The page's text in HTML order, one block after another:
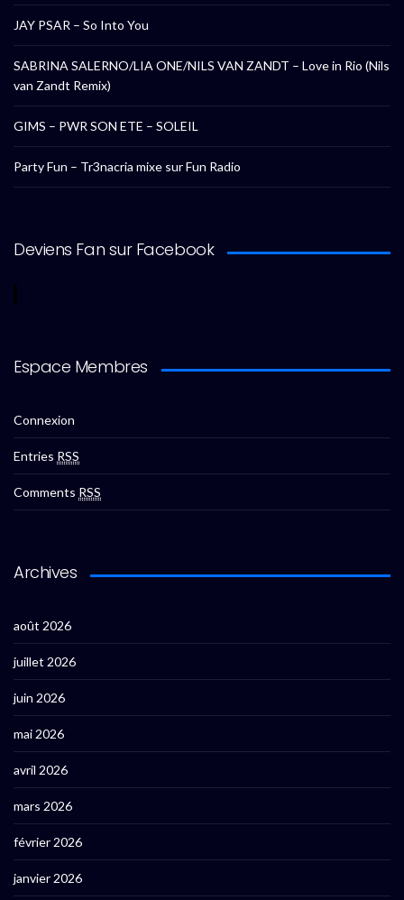
JAY PSAR – So Into You
SABRINA SALERNO/LIA ONE/NILS VAN ZANDT – Love in Rio (Nils
van Zandt Remix)
GIMS – PWR SON ETE – SOLEIL
Party Fun – Tr3nacria mixe sur Fun Radio
Deviens Fan sur Facebook
Espace Membres
Connexion
Entries RSS
Comments RSS
Archives
août 2026
juillet 2026
juin 2026
mai 2026
avril 2026
mars 2026
février 2026
janvier 2026